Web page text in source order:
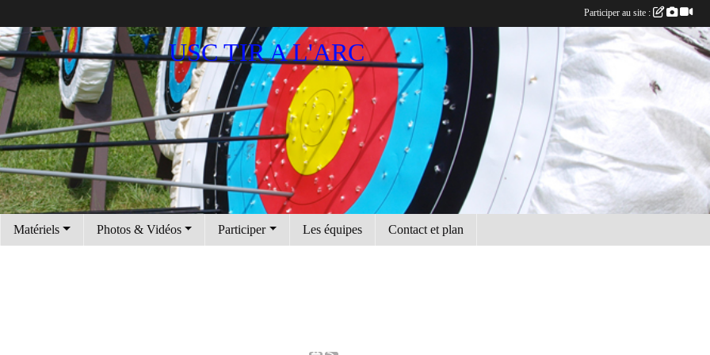
USC TIR A L'ARC
Matériels Photos & Vidéos Participer Les équipes Contact et plan
Participer au site :